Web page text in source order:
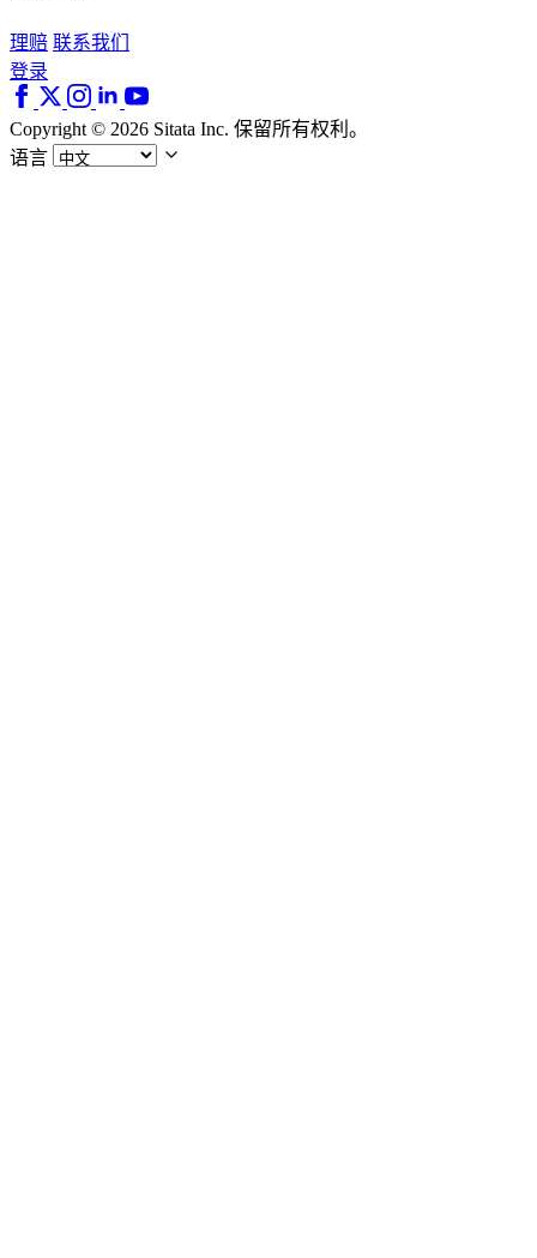
理赔 联系我们
登录
Copyright © 2026 Sitata Inc. 保留所有权利。
语言